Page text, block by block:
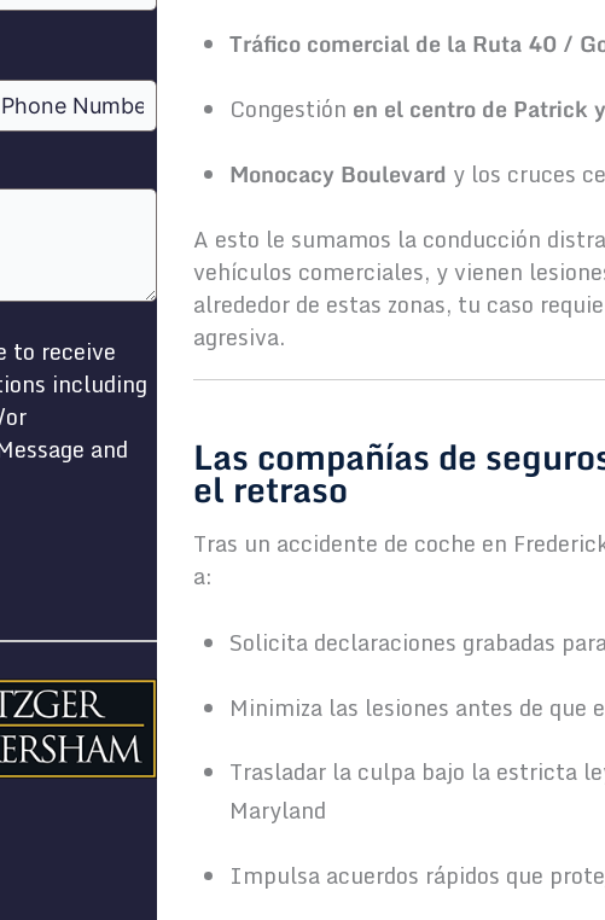
to receive
including
and
Tráfico comercial de la Ruta 40 /
Congestión en el centro de Patrick
Monocacy Boulevard y los cruces
A esto le sumamos la conducción
vehículos comerciales, y vienen
alrededor de estas zonas, tu caso
agresiva.
Las compañías de
el retraso
Tras un accidente de coche en
a:
Solicita declaraciones grabadas
Minimiza las lesiones antes de
Trasladar la culpa bajo la estricta
Maryland
Impulsa acuerdos rápidos que